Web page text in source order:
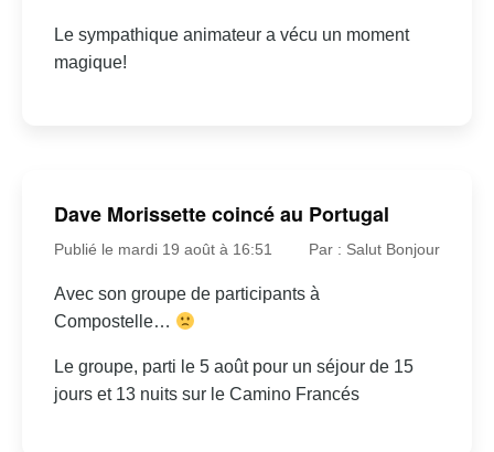
Le sympathique animateur a vécu un moment
magique!
Dave Morissette coincé au Portugal
Publié le mardi 19 août à 16:51 Par : Salut Bonjour
Avec son groupe de participants à
Compostelle…
Le groupe, parti le 5 août pour un séjour de 15
jours et 13 nuits sur le Camino Francés